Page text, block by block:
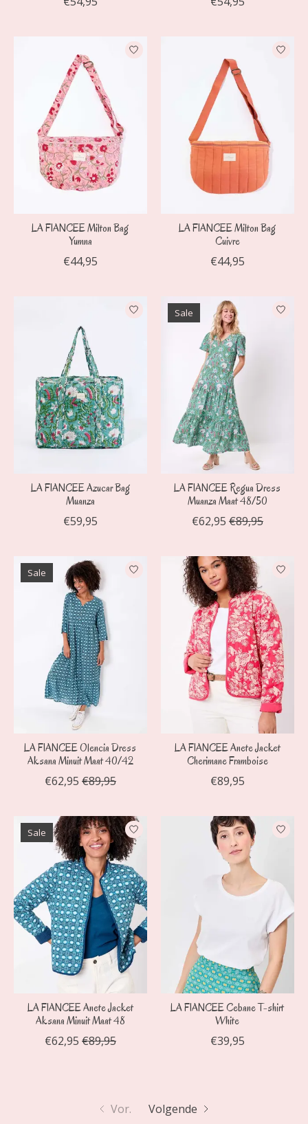
LA FIANCEE Milton Bag
Yumna
€44,95
LA FIANCEE Milton Bag
Cuivre
€44,95
LA FIANCEE Azucar Bag
Muanza
€59,95
Sale
LA FIANCEE Regua Dress
Muanza Maat 48/50
€62,95 €89,95
Sale
LA FIANCEE Olencia Dress
Aksana Minuit Maat 40/42
€62,95 €89,95
LA FIANCEE Anete Jacket
Cherimane Framboise
€89,95
Sale
LA FIANCEE Anete Jacket
Aksana Minuit Maat 48
€62,95 €89,95
LA FIANCEE Cebane T-shirt
White
€39,95
Vor. Volgende